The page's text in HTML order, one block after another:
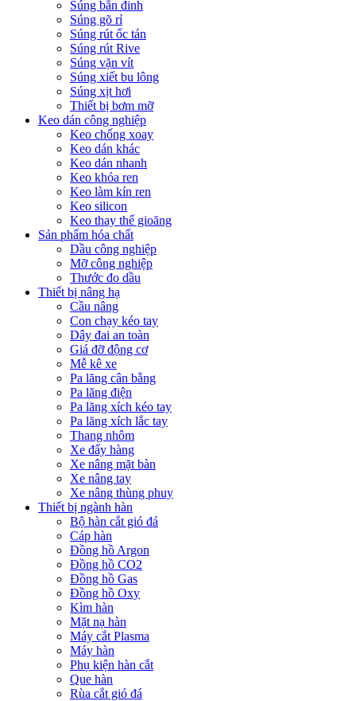
Súng bắn đinh
Súng gõ rỉ
Súng rút ốc tán
Súng rút Rive
Súng vặn vít
Súng xiết bu lông
Súng xịt hơi
Thiết bị bơm mỡ
Keo dán công nghiệp
Keo chống xoay
Keo dán khác
Keo dán nhanh
Keo khóa ren
Keo làm kín ren
Keo silicon
Keo thay thế gioăng
Sản phẩm hóa chất
Dầu công nghiệp
Mỡ công nghiệp
Thước đo dầu
Thiết bị nâng hạ
Cầu nâng
Con chạy kéo tay
Dây đai an toàn
Giá đỡ động cơ
Mễ kê xe
Pa lăng cân bằng
Pa lăng điện
Pa lăng xích kéo tay
Pa lăng xích lắc tay
Thang nhôm
Xe đẩy hàng
Xe nâng mặt bàn
Xe nâng tay
Xe nâng thùng phuy
Thiết bị ngành hàn
Bộ hàn cắt gió đá
Cáp hàn
Đồng hồ Argon
Đồng hồ CO2
Đồng hồ Gas
Đồng hồ Oxy
Kìm hàn
Mặt nạ hàn
Máy cắt Plasma
Máy hàn
Phụ kiện hàn cắt
Que hàn
Rùa cắt gió đá